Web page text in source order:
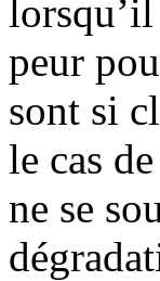
peur
sont si
le cas
ne se